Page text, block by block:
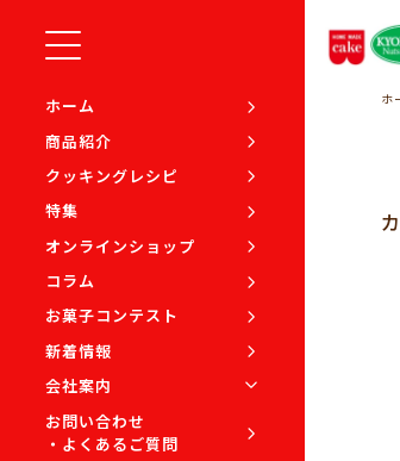
ホーム
商品紹介
クッキングレシピ
特集
オンラインショップ
コラム
お菓子コンテスト
新着情報
会社案内
お問い合わせ
・よくあるご質問
ホ